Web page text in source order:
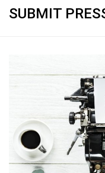
SUBMIT